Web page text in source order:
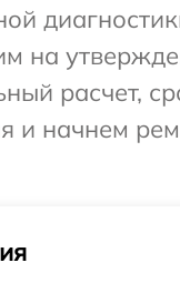
на
расчет,
и начнем